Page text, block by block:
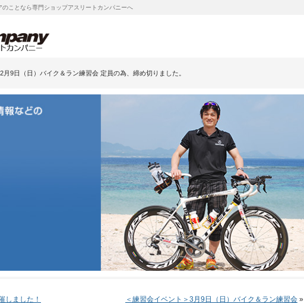
ことなら専門ショップアスリートカンパニーへ
月9日（日）バイク＆ラン練習会 定員の為、締め切りました。
しました！ ＜練習会イベント＞3月9日（日）バイク＆ラン練習会 »